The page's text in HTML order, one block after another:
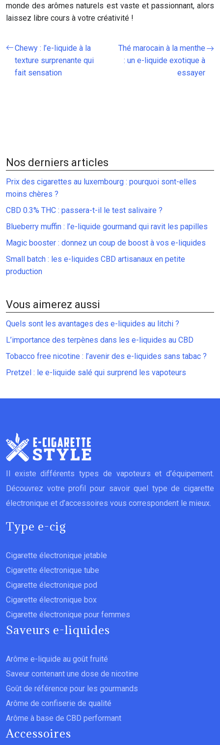
monde des arômes naturels est vaste et passionnant, alors
laissez libre cours à votre créativité !
Chewy : l’e-liquide à la
texture surprenante qui
fait sensation
Thé marocain à la menthe
: un e-liquide exotique à
essayer
Nos derniers articles
Prix des cigarettes au luxembourg : pourquoi sont-elles
moins chères ?
CBD 0.3% THC : passera-t-il le test salivaire ?
Blueberry muffin : l’e-liquide gourmand qui ravit les papilles
Magic booster : donnez un coup de boost à vos e-liquides
Small batch : les e-liquides CBD artisanaux en petite
production
Vous aimerez aussi
Quels sont les avantages des e-liquides au litchi ?
L’importance des terpènes dans les e-liquides au CBD
Tobacco free nicotine : l’avenir des e-liquides sans tabac ?
Pretzel : le e-liquide salé qui surprend les vapoteurs
Il existe différents types de vapoteurs et d’équipement.
Découvrez votre profil pour savoir quel type de cigarette
électronique et d’accessoires vous correspondent le mieux.
Type e-cig
Cigarette électronique jetable
Cigarette électronique tube
Cigarette électronique pod
Cigarette électronique box
Cigarette électronique pour femmes
Saveurs e-liquides
Arôme e-liquide au goût fruité
Saveur contenant une dose de nicotine
Goût de référence pour les gourmands
Arôme de confiserie de qualité
Arôme à base de CBD performant
Accessoires